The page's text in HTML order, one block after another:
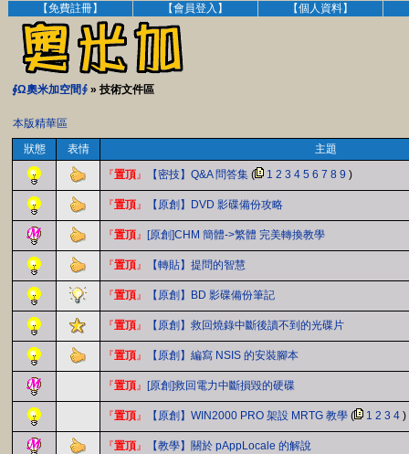
【免費註冊】 【會員登入】 【個人資料】
∮Ω奧米加空間∮ » 技術文件區
本版精華區
狀態
表情
主題
『置頂』 【密技】Q&A 問答集 ( 1 2 3 4 5 6 7 8 9 )
『置頂』 【原創】DVD 影碟備份攻略
『置頂』 [原創]CHM 簡體->繁體 完美轉換教學
『置頂』 【轉貼】提問的智慧
『置頂』 【原創】BD 影碟備份筆記
『置頂』 【原創】救回燒錄中斷後讀不到的光碟片
『置頂』 【原創】編寫 NSIS 的安裝腳本
『置頂』 [原創]救回電力中斷損毀的硬碟
『置頂』 【原創】WIN2000 PRO 架設 MRTG 教學 ( 1 2 3 4 )
『置頂』 【教學】關於 pAppLocale 的解說